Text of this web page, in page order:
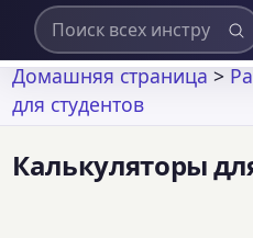
Домашняя страница>
для студентов
Калькуляторы